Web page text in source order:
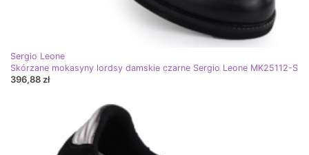
Sergio Leone
Skórzane mokasyny lordsy damskie czarne Sergio Leone MK25112-S
396,88 zł